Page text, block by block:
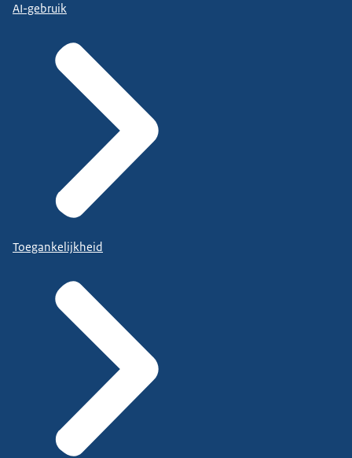
AI-gebruik
Toegankelijkheid